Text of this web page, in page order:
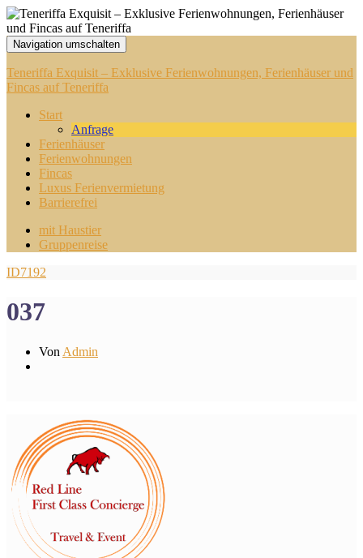
Navigation umschalten
Teneriffa Exquisit – Exklusive Ferienwohnungen, Ferienhäuser und
Fincas auf Teneriffa
Start
Anfrage
Ferienhäuser
Ferienwohnungen
Fincas
Luxus Ferienvermietung
Barrierefrei
mit Haustier
Gruppenreise
ID7192
037
Von Admin